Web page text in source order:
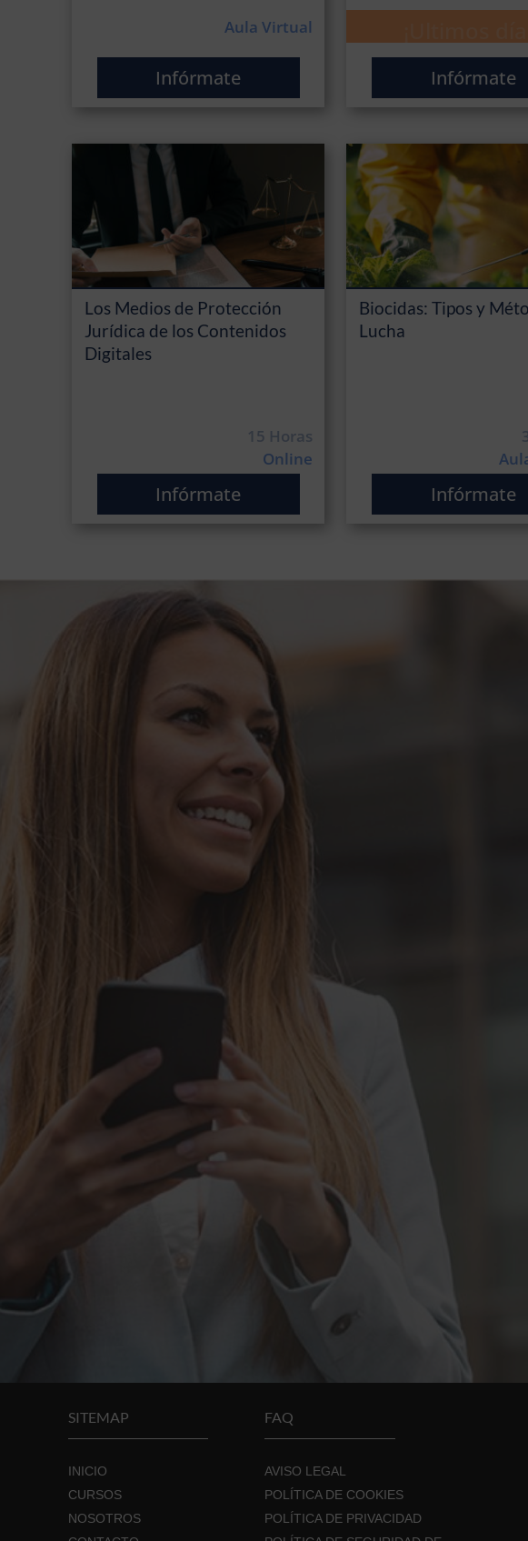
Aula Virtual
Infórmate Infórmate
Los Medios de Protección
Jurídica de los Contenidos
Digitales
15 Horas
Online
Infórmate
Biocidas: Tipos y
Lucha
Infórmate
SITEMAP
INICIO
CURSOS
NOSOTROS
FAQ
AVISO LEGAL
POLÍTICA DE COOKIES
POLÍTICA DE PRIVACIDAD